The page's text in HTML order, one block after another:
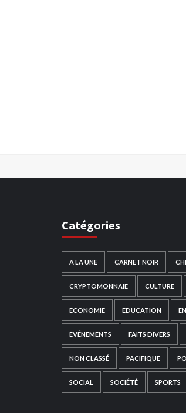
Catégories
A LA UNE CARNET NOIR
CRYPTOMONNAIE CULTURE
ECONOMIE EDUCATION
EVÉNEMENTS FAITS DIVERS
NON CLASSÉ PACIFIQUE
SOCIAL SOCIÉTÉ SPORTS